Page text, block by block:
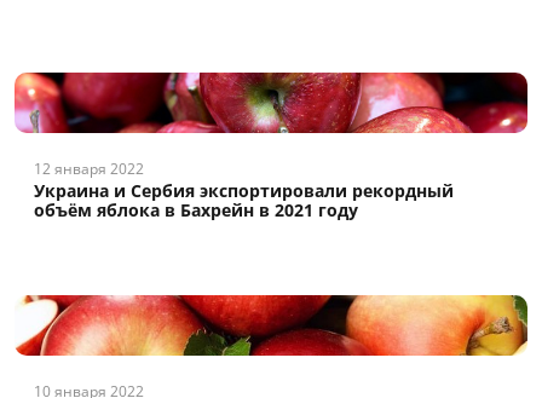
12 января 2022
Украина и Сербия экспортировали рекордный
объём яблока в Бахрейн в 2021 году
10 января 2022